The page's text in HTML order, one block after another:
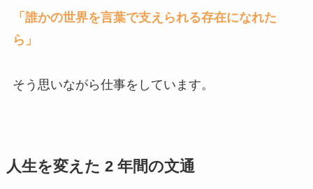
「誰かの世界を言葉で支えられる存在になれた
ら」
そう思いながら仕事をしています。
人生を変えた 2 年間の文通